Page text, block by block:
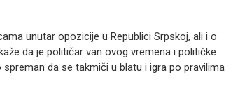
unutar opozicije u Republici Srpskoj, ali i o
da je političar van ovog vremena i političke
da se takmiči u blatu i igra po pravilima